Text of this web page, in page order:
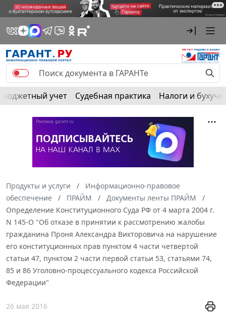
Бюджетный учет Судебная практика Налоги и
Продукты и услуги
Информационно-правовое
обеспечение
ПРАЙМ
Документы ленты ПРАЙМ
Определение Конституционного Суда РФ от 4 марта 2004 г.
N 145-О "Об отказе в принятии к рассмотрению жалобы
гражданина Проня Александра Викторовича на нарушение
его конституционных прав пунктом 4 части четвертой
статьи 47, пунктом 2 части первой статьи 53, статьями 74,
85 и 86 Уголовно-процессуального кодекса Российской
Федерации"
26 мая 2016